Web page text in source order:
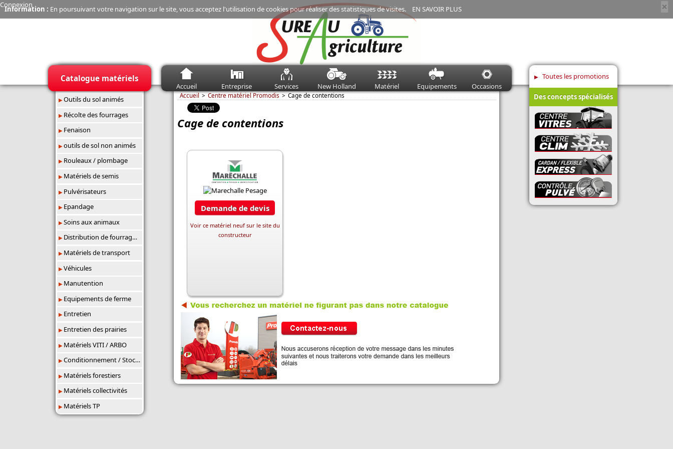
×
Information : En poursuivant votre navigation sur le site, vous acceptez l'utilisation de cookies pour réaliser des statistiques de visites. EN SAVOIR PLUS
Connexion
Accueil Entreprise Services New Holland Matériel Equipements Occasions
Catalogue matériels
Outils du sol animés
Récolte des fourrages
Fenaison
outils de sol non animés
Rouleaux / plombage
Matériels de semis
Pulvérisateurs
Epandage
Soins aux animaux
Distribution de fourrages/paillage
Matériels de transport
Véhicules
Manutention
Equipements de ferme
Entretien
Entretien des prairies
Matériels VITI / ARBO
Conditionnement / Stockage
Matériels forestiers
Matériels collectivités
Matériels TP
Accueil Centre matériel Promodis Cage de contentions
Cage de contentions
Demande de devis
Voir ce matériel neuf sur le site du
constructeur
Toutes les promotions
Des concepts spécialisés